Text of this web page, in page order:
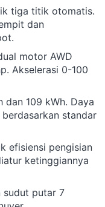
tiga titik otomatis.
dan
motor AWD
Akselerasi 0-100
dan 109 kWh. Daya
standar
efisiensi pengisian
ketinggiannya
sudut putar 7